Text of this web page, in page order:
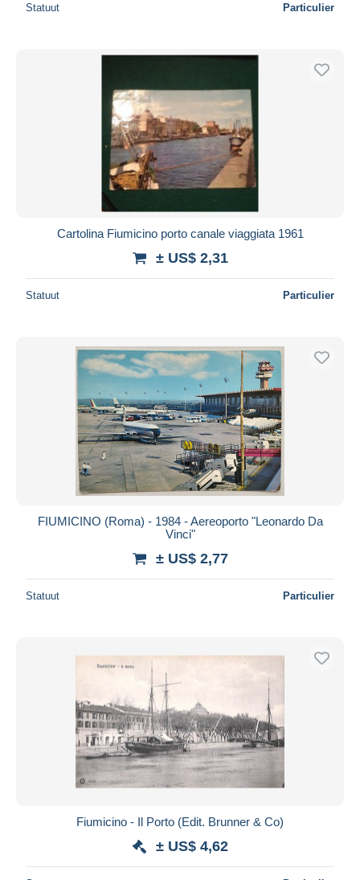
Statuut Particulier
Cartolina Fiumicino porto canale viaggiata 1961
± US$ 2,31
Statuut Particulier
FIUMICINO (Roma) - 1984 - Aereoporto "Leonardo Da
Vinci"
± US$ 2,77
Statuut Particulier
Fiumicino - Il Porto (Edit. Brunner & Co)
± US$ 4,62